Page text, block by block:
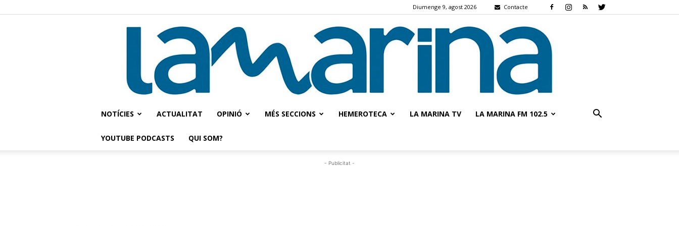
Diumenge 9, agost 2026 Contacte
NOTÍCIES ACTUALITAT OPINIÓ MÉS SECCIONS HEMEROTECA LA MARINA TV LA MARINA FM 102.5
YOUTUBE PODCASTS QUI SOM?
- Publicitat -